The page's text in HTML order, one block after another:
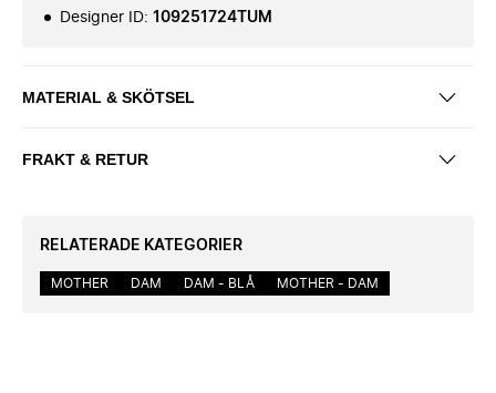
Designer ID: 109251724TUM
MATERIAL & SKÖTSEL
FRAKT & RETUR
RELATERADE KATEGORIER
MOTHER DAM DAM - BLÅ MOTHER - DAM